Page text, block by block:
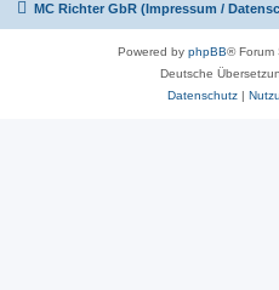
MC Richter GbR (Impressum /
Powered by phpBB® Forum
Deutsche
Datenschutz|